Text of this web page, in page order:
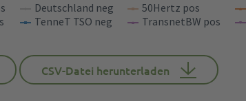
Deutschland neg 50Hertz pos
TenneT TSO neg TransnetBW pos
CSV-Datei herunterladen